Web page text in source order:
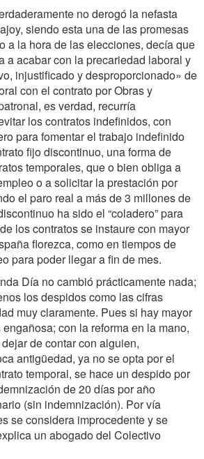
no derogó la nefasta
siendo esta una de las promesas
a la hora de las elecciones, decía que
a acabar con la precariedad laboral y
injustificado y desproporcionado» de
con el contrato por Obras y
es verdad, recurría
los contratos indefinidos, con
para fomentar el trabajo indefinido
fijo discontinuo, una forma de
temporales, que o bien obliga a
o a solicitar la prestación por
el paro real a más de 3 millones de
ha sido el “coladero” para
los contratos se instaure con mayor
florezca, como en tiempos de
para poder llegar a fin de mes.
Día no cambió prácticamente nada;
los despidos como las cifras
muy claramente. Pues si hay mayor
con la reforma en la mano,
de contar con alguien,
antigüedad, ya no se opta por el
temporal, se hace un despido por
de 20 días por año
(sin indemnización). Por vía
se considera improcedente y se
un abogado del Colectivo